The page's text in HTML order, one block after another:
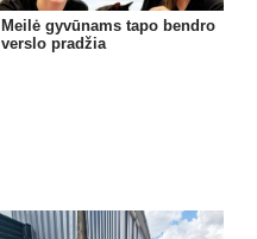
Meilė gyvūnams tapo bendro
verslo pradžia